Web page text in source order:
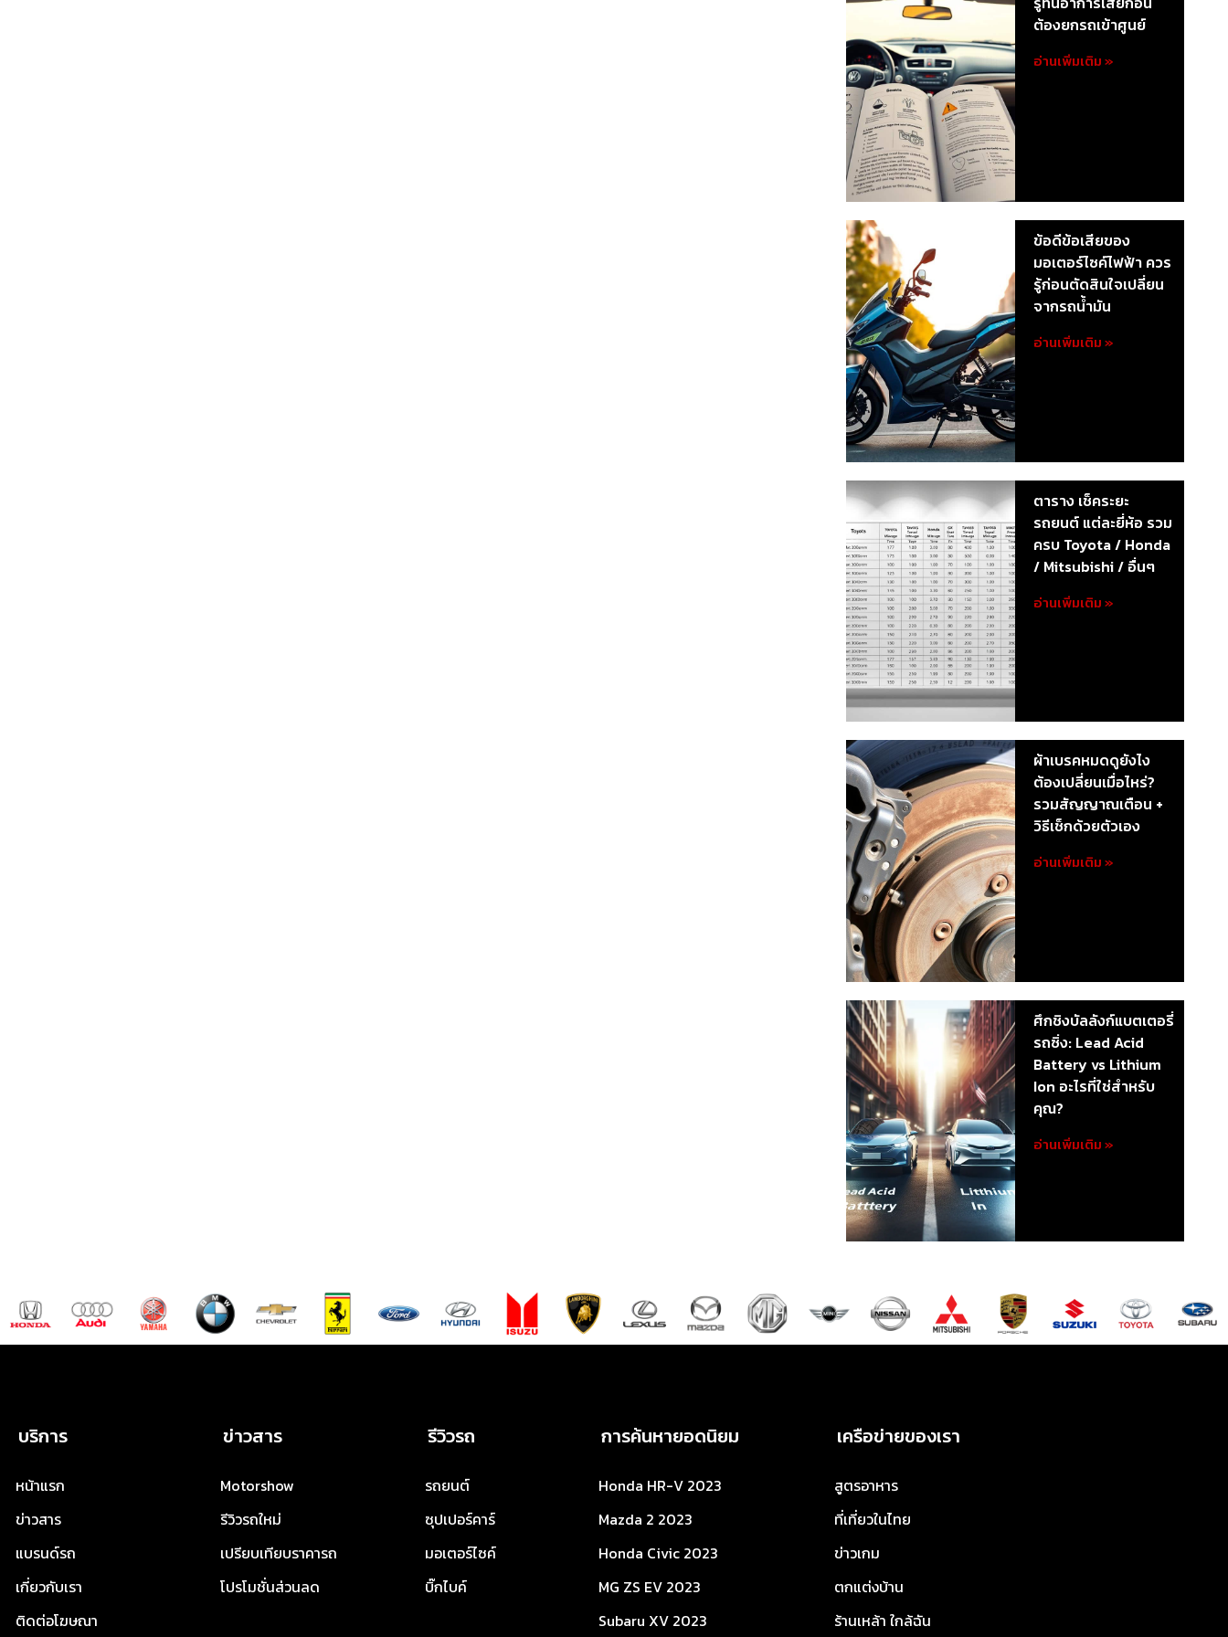
ต้องยกรถเข้าศูนย์
อ่านเพิ่มเติม »
ข้อดีข้อเสียของ
มอเตอร์ไซค์ไฟฟ้า ควร
รู้ก่อนตัดสินใจเปลี่ยน
จากรถน้ำมัน
อ่านเพิ่มเติม »
ตาราง เช็คระยะ
รถยนต์ แต่ละยี่ห้อ รวม
ครบ Toyota / Honda
/ Mitsubishi / อื่นๆ
อ่านเพิ่มเติม »
ผ้าเบรคหมดดูยังไง
ต้องเปลี่ยนเมื่อไหร่?
รวมสัญญาณเตือน +
วิธีเช็กด้วยตัวเอง
อ่านเพิ่มเติม »
ศึกชิงบัลลังก์แบตเตอรี่
รถซิ่ง: Lead Acid
Battery vs Lithium
Ion อะไรที่ใช่สำหรับ
คุณ?
อ่านเพิ่มเติม »
บริการ
หน้าแรก
ข่าวสาร
แบรนด์รถ
เกี่ยวกับเรา
ติดต่อโฆษณา
ข่าวสาร
Motorshow
รีวิวรถใหม่
เปรียบเทียบราคารถ
โปรโมชั่นส่วนลด
รีวิวรถ
รถยนต์
ซุปเปอร์คาร์
มอเตอร์ไซค์
บิ๊กไบค์
การค้นหายอดนิยม
Honda HR-V 2023
Mazda 2 2023
Honda Civic 2023
MG ZS EV 2023
Subaru XV 2023
เครือข่ายของเรา
สูตรอาหาร
ที่เที่ยวในไทย
ข่าวเกม
ตกแต่งบ้าน
ร้านเหล้า ใกล้ฉัน